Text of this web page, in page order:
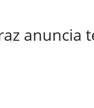
anuncia